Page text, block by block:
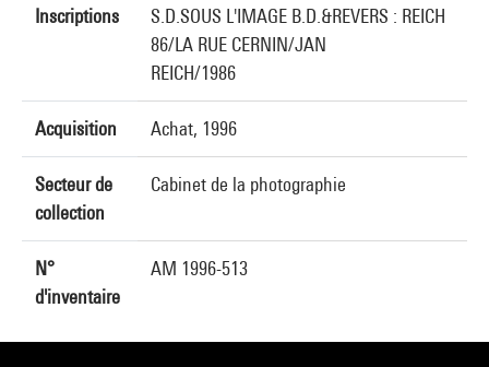
Inscriptions
S.D.SOUS L'IMAGE B.D.&REVERS : REICH
86/LA RUE CERNIN/JAN
REICH/1986
Acquisition Achat, 1996
Secteur de
collection
Cabinet de la photographie
N°
d'inventaire
AM 1996-513